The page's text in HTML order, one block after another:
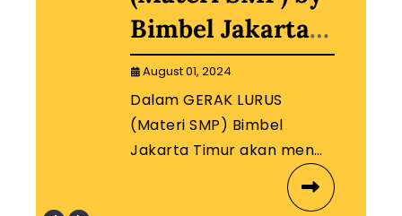
Bimbel Jakarta
Timur
August 01, 2024
Dalam GERAK LURUS
(Materi SMP) Bimbel
Jakarta Timur akan men…